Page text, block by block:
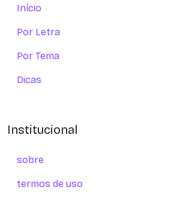
Início
Por Letra
Por Tema
Dicas
Institucional
sobre
termos de uso